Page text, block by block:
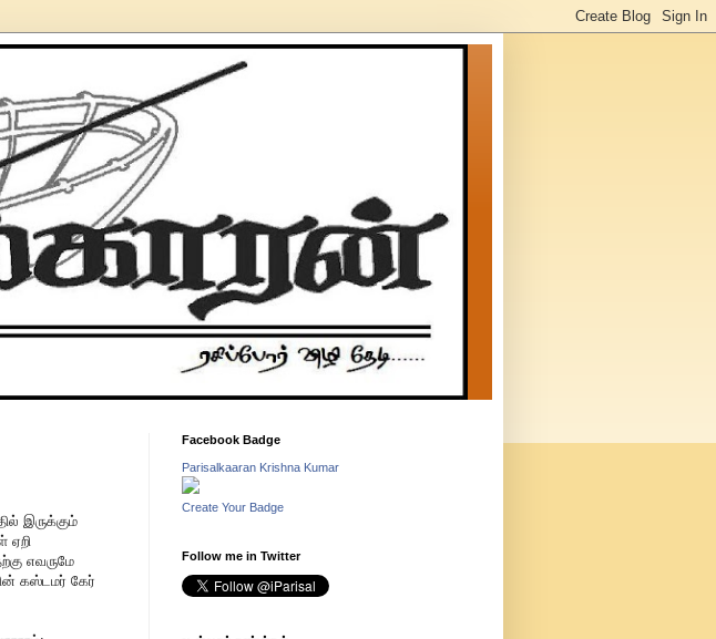
இருக்கும்
ஏறி
எவருமே
கஸ்டமர் கேர்
Facebook Badge
Parisalkaaran Krishna Kumar
Create Your Badge
Follow me in Twitter